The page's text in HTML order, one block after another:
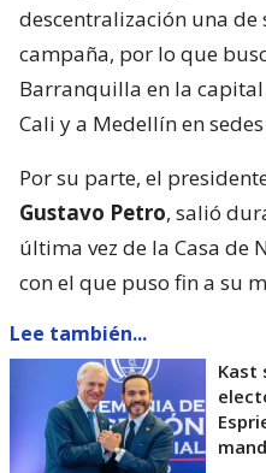
descentralización una de
campaña, por lo que
Barranquilla en la
Cali y a Medellín en
Por su parte, el
Gustavo Petro, salió
última vez de la Casa de
con el que puso fin a su
Lee también...
Kast